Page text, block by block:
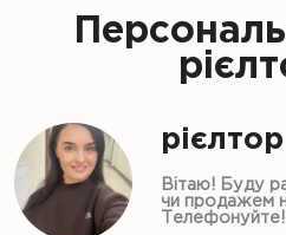
Вітаю! Буду
чи продажем
Телефонуйте!